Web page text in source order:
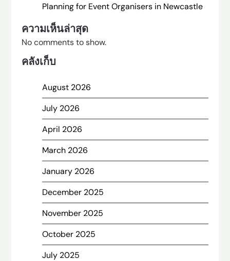
Planning for Event Organisers in Newcastle
ความเห็นล่าสุด
No comments to show.
คลังเก็บ
August 2026
July 2026
April 2026
March 2026
January 2026
December 2025
November 2025
October 2025
July 2025